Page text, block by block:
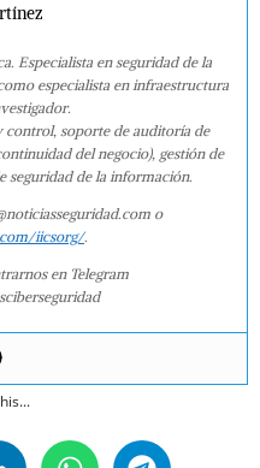
Especialista en seguridad de la
especialista en infraestructura
control, soporte de auditoría de
del negocio), gestión de
seguridad de la información.
o
iicsorg/.
en Telegram